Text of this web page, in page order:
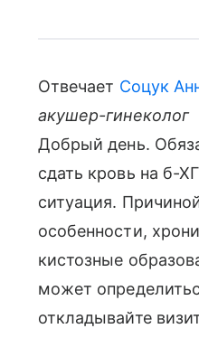
Отвечает Соцук
акушер-гинеколог
Добрый день.
сдать кровь на б-
ситуация.
особенности,
кистозные
может
откладывайте